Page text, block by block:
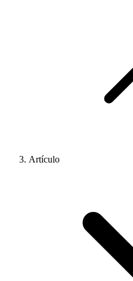
Artículo